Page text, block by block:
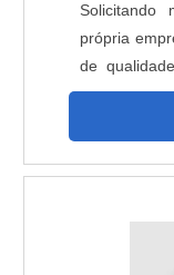
Solicitando
própria
de
interesse é
melhores
estrutura